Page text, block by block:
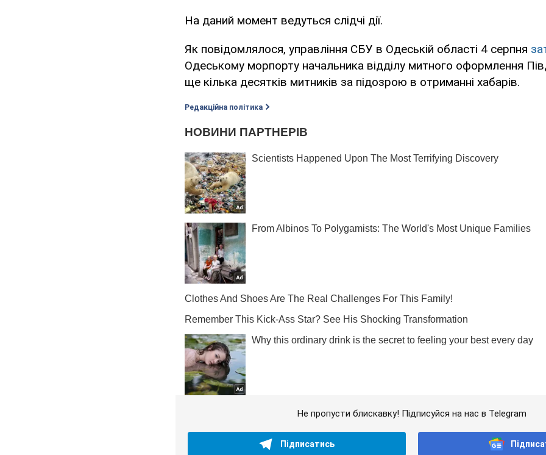
На даний момент ведуться слідчі дії.
Як повідомлялося, управління СБУ в Одеській області 4 серпня
Одеському морпорту начальника відділу митного оформлення
ще кілька десятків митників за підозрою в отриманні хабарів.
Редакційна політика
Не пропусти блискавку! Підписуйся на нас в Telegram
Підписатись